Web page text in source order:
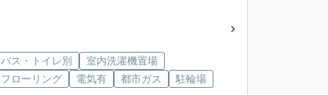
バス・トイレ別
室内洗濯機置場
フローリング
電気有 都市ガス 駐輪場